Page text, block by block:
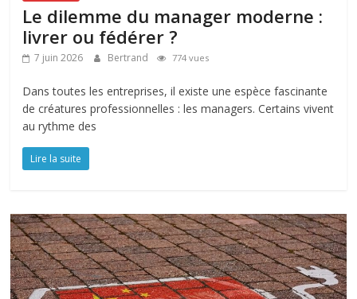
Le dilemme du manager moderne :
livrer ou fédérer ?
7 juin 2026 Bertrand 774 vues
Dans toutes les entreprises, il existe une espèce fascinante
de créatures professionnelles : les managers. Certains vivent
au rythme des
Lire la suite